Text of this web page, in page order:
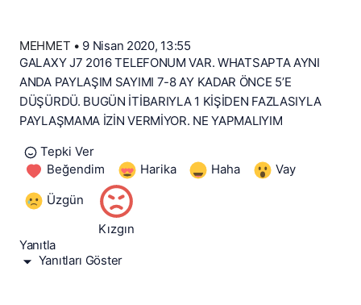
MEHMET • 9 Nisan 2020, 13:55
GALAXY J7 2016 TELEFONUM VAR. WHATSAPTA AYNI
ANDA PAYLAŞIM SAYIMI 7-8 AY KADAR ÖNCE 5’E
DÜŞÜRDÜ. BUGÜN İTİBARIYLA 1 KİŞİDEN FAZLASIYLA
PAYLAŞMAMA İZİN VERMİYOR. NE YAPMALIYIM
Tepki Ver
Beğendim
Harika Haha Vay
Üzgün
Kızgın
Yanıtla
Yanıtları Göster